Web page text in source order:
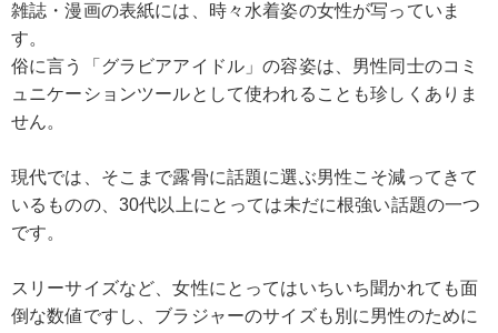
雑誌・漫画の表紙には、時々水着姿の女性が写っていま
す。
俗に言う「グラビアアイドル」の容姿は、男性同士のコミ
ュニケーションツールとして使われることも珍しくありま
せん。
現代では、そこまで露骨に話題に選ぶ男性こそ減ってきて
いるものの、30代以上にとっては未だに根強い話題の一つ
です。
スリーサイズなど、女性にとってはいちいち聞かれても面
倒な数値ですし、ブラジャーのサイズも別に男性のために